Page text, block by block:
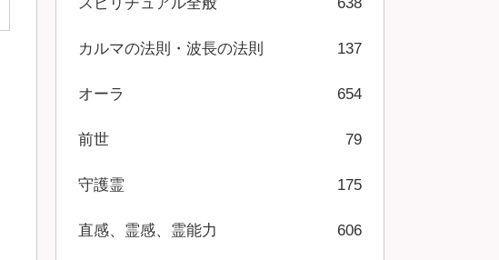
カルマの法則・波長の法則 137
オーラ 654
前世 79
守護霊 175
直感、霊感、霊能力 606